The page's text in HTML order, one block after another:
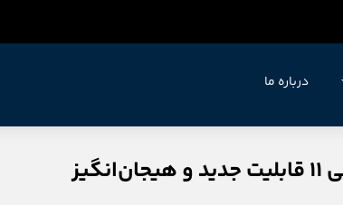
درباره ما